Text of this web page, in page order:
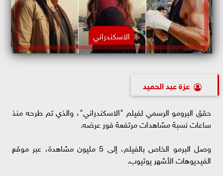
الاسكندراني
عزة عبد الحميد
حقق البرومو الرسمي لفيلم "الاسكندراني"، والذي تم طرحه منذ
ساعات نسبة مشاهدات مرتفعة فور عرضه.
وصل البرمو الخاص بالفيلم، إلى 5 مليون مشاهدة، عبر موقع
الفيديوهات الأشهر يوتيوب.